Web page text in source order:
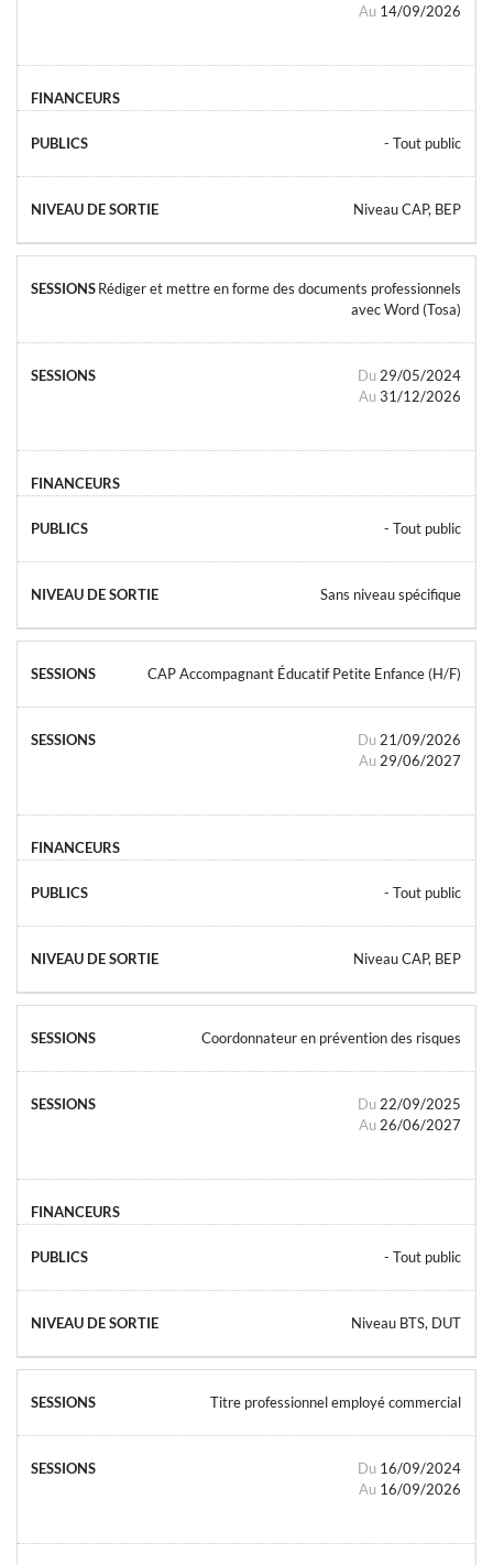
Au 14/09/2026
- Tout public
Niveau CAP, BEP
Rédiger et mettre en forme des documents professionnels
avec Word (Tosa)
Du 29/05/2024
Au 31/12/2026
- Tout public
Sans niveau spécifique
CAP Accompagnant Éducatif Petite Enfance (H/F)
Du 21/09/2026
Au 29/06/2027
- Tout public
Niveau CAP, BEP
Coordonnateur en prévention des risques
Du 22/09/2025
Au 26/06/2027
- Tout public
Niveau BTS, DUT
Titre professionnel employé commercial
Du 16/09/2024
Au 16/09/2026